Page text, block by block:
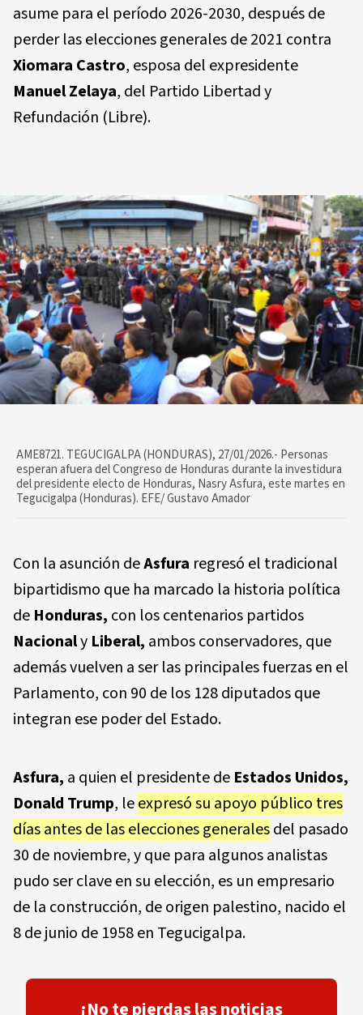
asume para el período 2026-2030, después de
perder las elecciones generales de 2021 contra
Xiomara Castro, esposa del expresidente
Manuel Zelaya, del Partido Libertad y
Refundación (Libre).
AME8721. TEGUCIGALPA (HONDURAS), 27/01/2026.- Personas
esperan afuera del Congreso de Honduras durante la investidura
del presidente electo de Honduras, Nasry Asfura, este martes en
Tegucigalpa (Honduras). EFE/ Gustavo Amador
Con la asunción deAsfura regresó el tradicional
bipartidismo que ha marcado la historia política
de Honduras, con los centenarios partidos
Nacionaly Liberal, ambos conservadores, que
además vuelven a ser las principales fuerzas en el
Parlamento, con 90 de los 128 diputados que
integran ese poder del Estado.
Asfura, a quien el presidente de Estados Unidos,
Donald Trump, leexpresó su apoyo público tres
días antes de las elecciones generalesdel pasado
30 de noviembre, y que para algunos analistas
pudo ser clave en su elección, es un empresario
de la construcción, de origen palestino, nacido el
8 de junio de 1958 en Tegucigalpa.
¡No te pierdas las noticias